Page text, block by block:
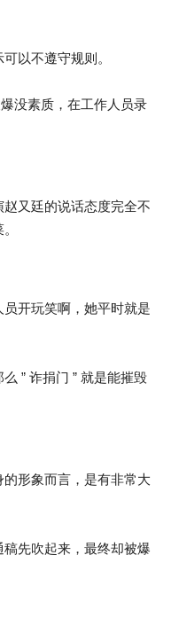
以不遵守规则。
没素质，在工作人员录
又廷的说话态度完全不
开玩笑啊，她平时就是
” 诈捐门 ” 就是能摧毁
形象而言，是有非常大
先吹起来，最终却被爆